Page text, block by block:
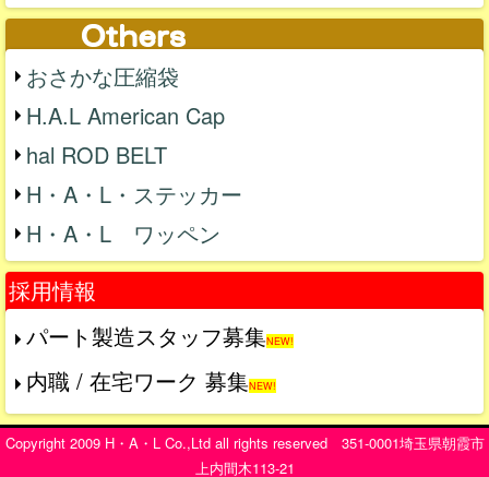
おさかな圧縮袋
H.A.L American Cap
hal ROD BELT
H・A・L・ステッカー
H・A・L ワッペン
採用情報
パート製造スタッフ募集NEW!
内職 / 在宅ワーク 募集NEW!
Copyright 2009 H・A・L Co.,Ltd all rights reserved 351-0001埼玉県朝霞市
上内間木113-21